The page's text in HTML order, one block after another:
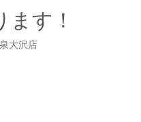
す！
大沢店